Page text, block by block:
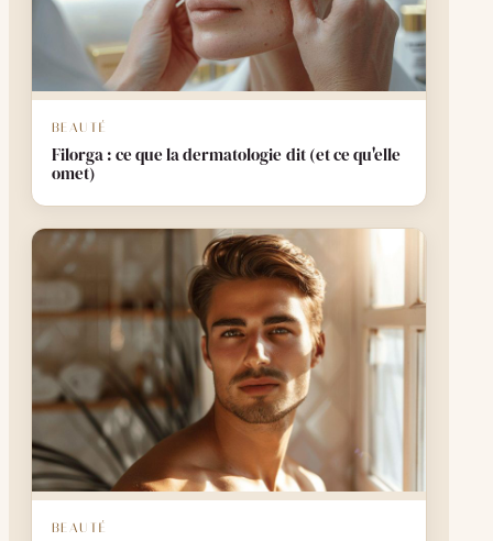
BEAUTÉ
Filorga : ce que la dermatologie dit (et ce qu'elle
omet)
BEAUTÉ